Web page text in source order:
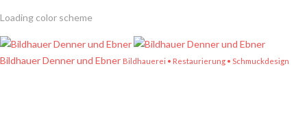
Loading color scheme
Bildhauer Denner und Ebner Bildhauerei • Restaurierung • Schmuckdesign